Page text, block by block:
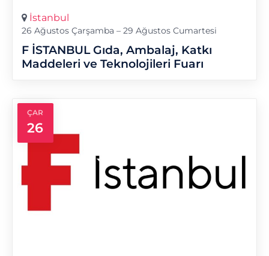
26 Ağustos Çarşamba – 29 Ağustos Cumartesi
F İSTANBUL Gıda, Ambalaj, Katkı
Maddeleri ve Teknolojileri Fuarı
İstanbul
ÇAR
26